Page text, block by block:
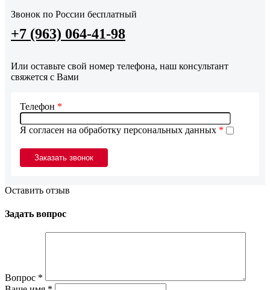
Звонок по России бесплатный
+7 (963) 064-41-98
Или оставьте свой номер телефона, наш консультант
свяжется с Вами
Я согласен на обработку персональных данных *
Телефон *
Оставить отзыв
Задать вопрос
Вопрос *